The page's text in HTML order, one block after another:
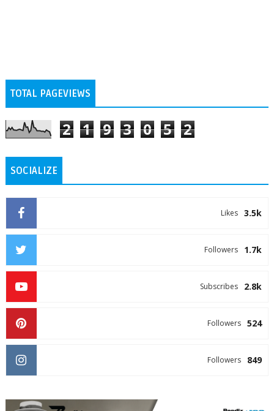
TOTAL PAGEVIEWS
2 1 9 3 0 5 2
SOCIALIZE
3.5k
Likes
1.7k
Followers
2.8k
Subscribes
524
Followers
849
Followers